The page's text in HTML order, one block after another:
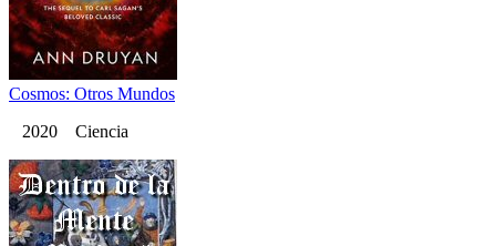
Cosmos: Otros Mundos
2020 Ciencia